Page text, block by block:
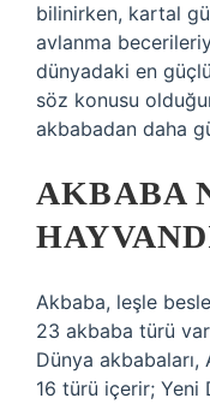
bilinirken, kartal
avlanma
dünyadaki en
söz konusu
akbabadan daha
AKBABA
Akbaba, leşle
23 akbaba türü
Dünya
16 türü içerir; Yeni